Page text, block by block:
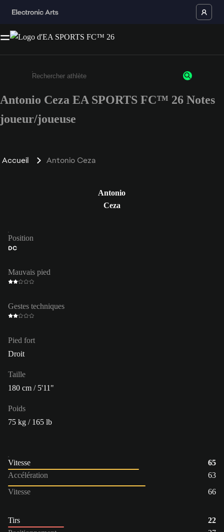
Saisissez au moins 3 caractères ou chiffres.
Antonio Ceza EA SPORTS FC™ 26 Notes
joueur/joueuse
Accueil Antonio Ceza
Antonio
Ceza
Position
DC
Mauvais pied
Gestes techniques
Pied fort
Droit
Taille
180 cm / 5'11"
Poids
75 kg / 165 lb
Vitesse
65
Accélération
63
Vitesse
66
Tirs
22